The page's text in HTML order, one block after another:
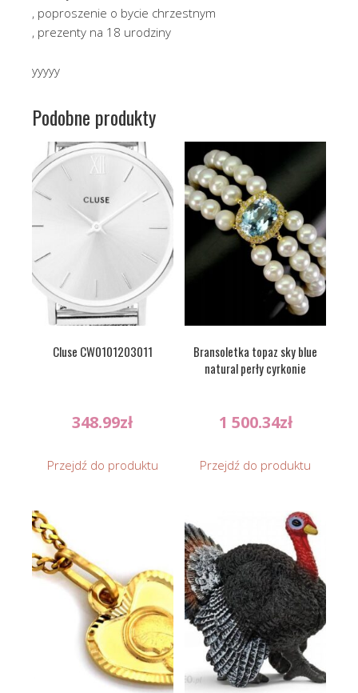
, poproszenie o bycie chrzestnym
, prezenty na 18 urodziny
yyyyy
Podobne produkty
Cluse CW0101203011
348.99zł
Przejdź do produktu
Bransoletka topaz sky blue
natural perły cyrkonie
1 500.34zł
Przejdź do produktu